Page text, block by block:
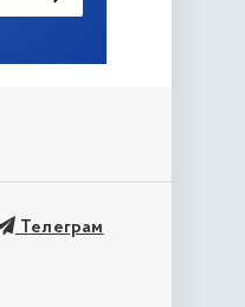
Телеграм